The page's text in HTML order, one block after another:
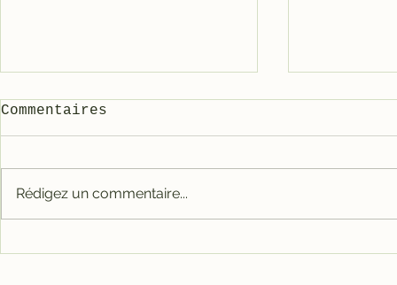
Commentaires
Rédigez un commentaire...